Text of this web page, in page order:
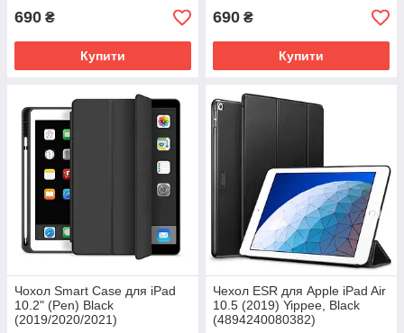
690 ₴
Купити
690 ₴
Купити
Чохол Smart Case для iPad
10.2" (Pen) Black
(2019/2020/2021)
Чехол ESR для Apple iPad Air
10.5 (2019) Yippee, Black
(4894240080382)